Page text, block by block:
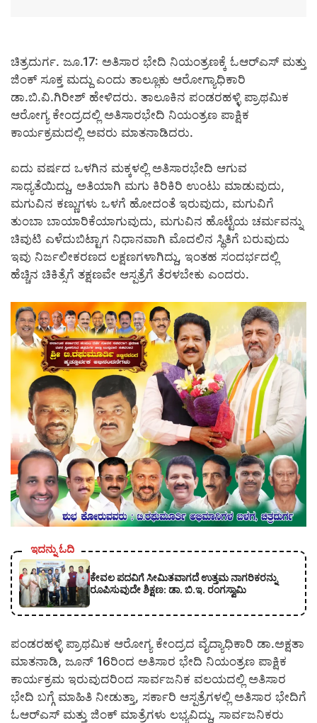
ಚಿತ್ರದುರ್ಗ. ಜೂ.17: ಅತಿಸಾರ ಭೇದಿ ನಿಯಂತ್ರಣಕ್ಕೆ ಓಆರ್‍ಎಸ್ ಮತ್ತು
ಜಿಂಕ್ ಸೂಕ್ತ ಮದ್ದು ಎಂದು ತಾಲ್ಲೂಕು ಆರೋಗ್ಯಾಧಿಕಾರಿ
ಡಾ.ಬಿ.ವಿ.ಗಿರೀಶ್ ಹೇಳಿದರು. ತಾಲೂಕಿನ ಪಂಡರಹಳ್ಳಿ ಪ್ರಾಥಮಿಕ
ಆರೋಗ್ಯ ಕೇಂದ್ರದಲ್ಲಿ ಅತಿಸಾರಭೇದಿ ನಿಯಂತ್ರಣ ಪಾಕ್ಷಿಕ
ಕಾರ್ಯಕ್ರಮದಲ್ಲಿ ಅವರು ಮಾತನಾಡಿದರು.
ಐದು ವರ್ಷದ ಒಳಗಿನ ಮಕ್ಕಳಲ್ಲಿ ಅತಿಸಾರಭೇದಿ ಆಗುವ
ಸಾಧ್ಯತೆಯಿದ್ದು, ಅತಿಯಾಗಿ ಮಗು ಕಿರಿಕಿರಿ ಉಂಟು ಮಾಡುವುದು,
ಮಗುವಿನ ಕಣ್ಣುಗಳು ಒಳಗೆ ಹೋದಂತೆ ಇರುವುದು, ಮಗುವಿಗೆ
ತುಂಬಾ ಬಾಯಾರಿಕೆಯಾಗುವುದು, ಮಗುವಿನ ಹೊಟ್ಟೆಯ ಚರ್ಮವನ್ನು
ಚಿವುಟಿ ಎಳೆದುಬಿಟ್ಟಾಗ ನಿಧಾನವಾಗಿ ಮೊದಲಿನ ಸ್ಥಿತಿಗೆ ಬರುವುದು
ಇವು ನಿರ್ಜಲೀಕರಣದ ಲಕ್ಷಣಗಳಾಗಿದ್ದು, ಇಂತಹ ಸಂದರ್ಭದಲ್ಲಿ
ಹೆಚ್ಚಿನ ಚಿಕಿತ್ಸೆಗೆ ತಕ್ಷಣವೇ ಆಸ್ಪತ್ರೆಗೆ ತೆರಳಬೇಕು ಎಂದರು.
ಇದನ್ನು ಓದಿ
ಕೇವಲ ಪದವಿಗೆ ಸೀಮಿತವಾಗದೆ ಉತ್ತಮ ನಾಗರಿಕರನ್ನು
ರೂಪಿಸುವುದೇ ಶಿಕ್ಷಣ: ಡಾ. ಬಿ.ಇ. ರಂಗಸ್ವಾಮಿ
ಪಂಡರಹಳ್ಳಿ ಪ್ರಾಥಮಿಕ ಆರೋಗ್ಯ ಕೇಂದ್ರದ ವೈದ್ಯಾಧಿಕಾರಿ ಡಾ.ಅಕ್ಷತಾ
ಮಾತನಾಡಿ, ಜೂನ್ 16ರಿಂದ ಅತಿಸಾರ ಭೇದಿ ನಿಯಂತ್ರಣ ಪಾಕ್ಷಿಕ
ಕಾರ್ಯಕ್ರಮ ಇರುವುದರಿಂದ ಸಾರ್ವಜನಿಕ ವಲಯದಲ್ಲಿ ಅತಿಸಾರ
ಭೇದಿ ಬಗ್ಗೆ ಮಾಹಿತಿ ನೀಡುತ್ತಾ, ಸರ್ಕಾರಿ ಆಸ್ಪತ್ರೆಗಳಲ್ಲಿ ಅತಿಸಾರ ಭೇದಿಗೆ
ಓಆರ್‍ಎಸ್ ಮತ್ತು ಜಿಂಕ್ ಮಾತ್ರೆಗಳು ಲಭ್ಯವಿದ್ದು, ಸಾರ್ವಜನಿಕರು